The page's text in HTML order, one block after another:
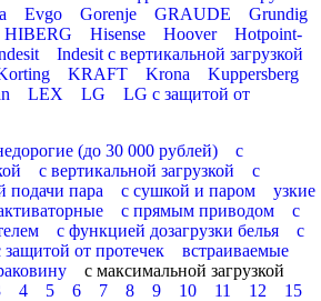
Evgo Gorenje GRAUDE
Grundig
HIBERG Hisense Hoover
Hotpoint-
Indesit с вертикальной загрузкой
KRAFT Krona
Kuppersberg
LEX LG
LG с защитой от
(до 30 000 рублей)
с
с вертикальной загрузкой
с
подачи пара с сушкой и паром
узкие
с прямым приводом
с
с функцией дозагрузки белья
с
защитой от протечек
встраиваемые
с максимальной загрузкой
4 5 6 7 8 9 10 11 12 15